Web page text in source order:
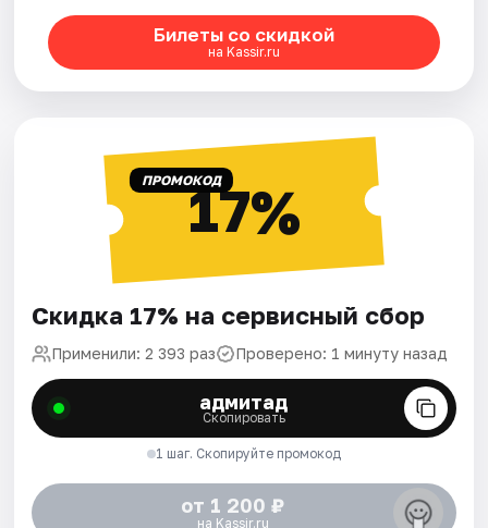
Билеты со скидкой
на Kassir.ru
ПРОМОКОД17%
Скидка 17% на сервисный сбор
Применили: 2 393 раз Проверено: 1 минуту назад
адмитад
Скопировать
1 шаг. Скопируйте промокод
от 1 200 ₽
на Kassir.ru